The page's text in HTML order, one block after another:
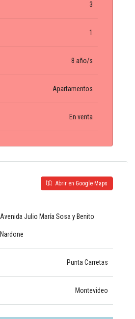
3
1
8 año/s
Apartamentos
En venta
Abrir en Google Maps
Avenida Julio María Sosa y Benito
Nardone
Punta Carretas
Montevideo